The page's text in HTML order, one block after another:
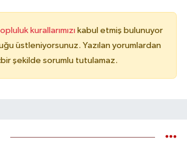
kurallarımızı kabul etmiş bulunuyor
üstleniyorsunuz. Yazılan yorumlardan
şekilde sorumlu tutulamaz.